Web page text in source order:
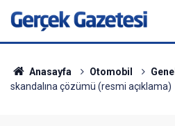
Anasayfa Otomobil Genel
skandalına çözümü (resmi açıklama)